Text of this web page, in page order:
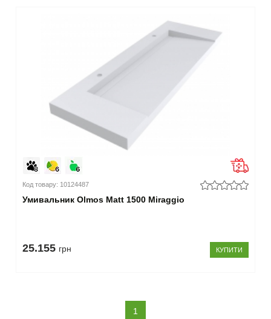
Код товару: 10124487
Умивальник Olmos Matt 1500 Miraggio
25.155 грн КУПИТИ
1